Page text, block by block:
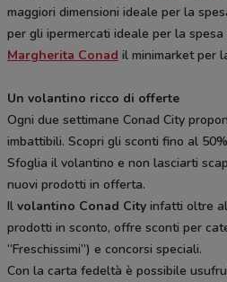
maggiori dimensioni ideale per la
per gli ipermercati ideale per la
Margherita Conad il minimarket per
Un volantino ricco di offerte
Ogni due settimane Conad City
imbattibili. Scopri gli sconti fino al
Sfoglia il volantino e non lasciarti
nuovi prodotti in offerta.
Il volantino Conad City infatti oltre
prodotti in sconto, offre sconti per
“Freschissimi”) e concorsi speciali.
Con la carta fedeltà è possibile